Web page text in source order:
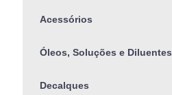
Acessórios
Óleos, Soluções e Diluentes
Decalques